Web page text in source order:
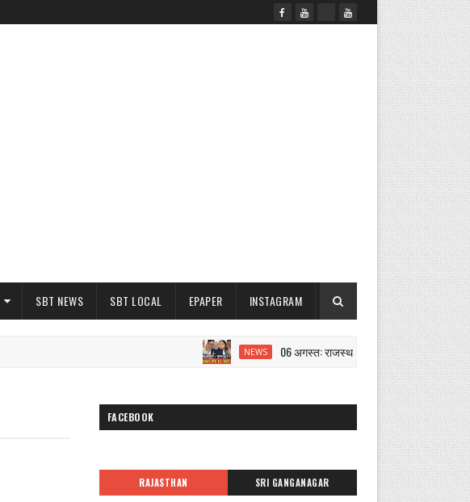
SBT NEWS SBT LOCAL EPAPER INSTAGRAM
NEWS 06 अगस्त: राजस्थान सुबह 6.15 बजे की 15 बड़ी खबरें |
FACEBOOK
RAJASTHAN SRI GANGANAGAR